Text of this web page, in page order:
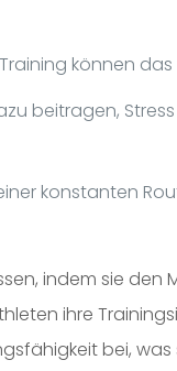
können
beitragen,
konstanten
indem sie den
ihre
bei,